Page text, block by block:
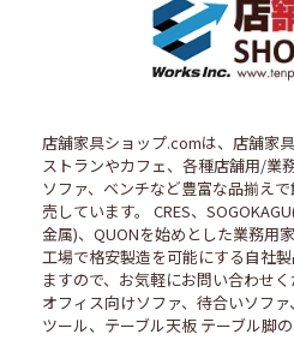
店舗家具ショップ.comは、店舗家
ストランやカフェ、各種店舗用/業
ソファ、ベンチなど豊富な品揃え
売しています。 CRES、
金属)、QUONを始めとした業務用
工場で格安製造を可能にする自社
ますので、お気軽にお問い合わせく
オフィス向けソファ、待合いソフ
ツール、テーブル天板 テーブル脚